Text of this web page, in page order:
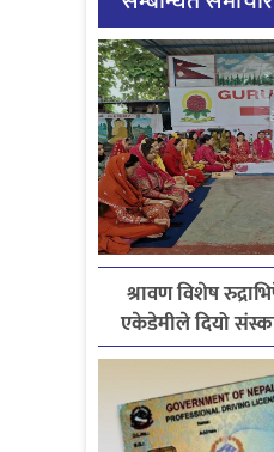
श्रावण विशेष
एकेडेमीले दियो